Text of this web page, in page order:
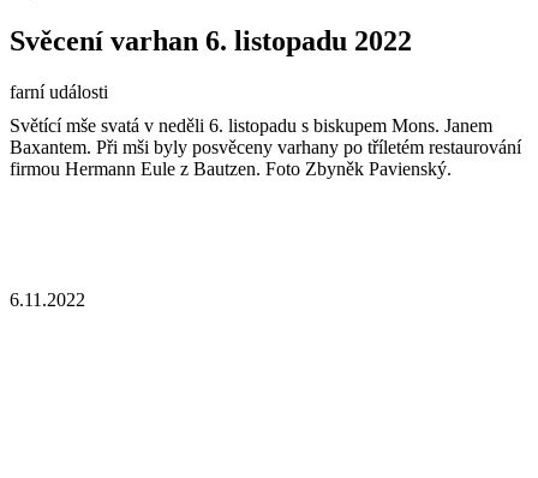
Svěcení varhan 6. listopadu 2022
farní události
Světící mše svatá v neděli 6. listopadu s biskupem Mons. Janem
Baxantem. Při mši byly posvěceny varhany po tříletém restaurování
firmou Hermann Eule z Bautzen. Foto Zbyněk Pavienský.
6.11.2022